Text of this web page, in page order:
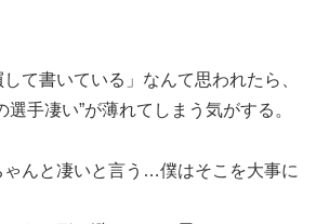
して書いている」なんて思われたら、
選手凄い”が薄れてしまう気がする。
んと凄いと言う…僕はそこを大事に